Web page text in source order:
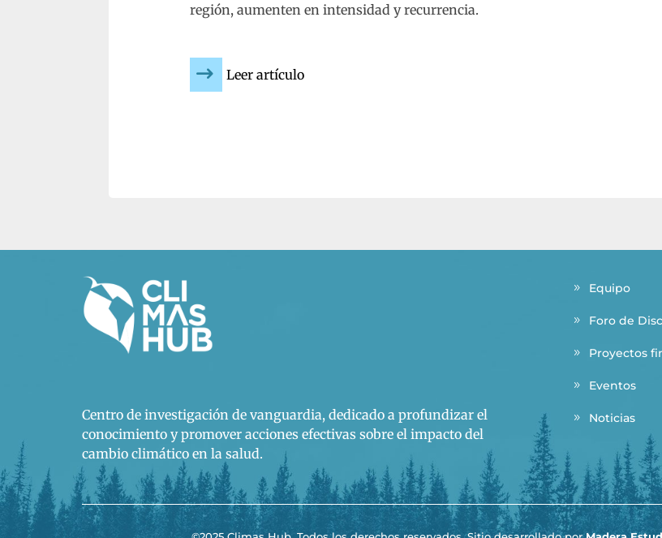
región, aumenten en intensidad y recurrencia.
Leer artículo
Centro de investigación de vanguardia, dedicado a profundizar el
conocimiento y promover acciones efectivas sobre el impacto del
cambio climático en la salud.
9 Equipo
9 Foro de
9 Proyectos
9 Eventos
9 Noticias